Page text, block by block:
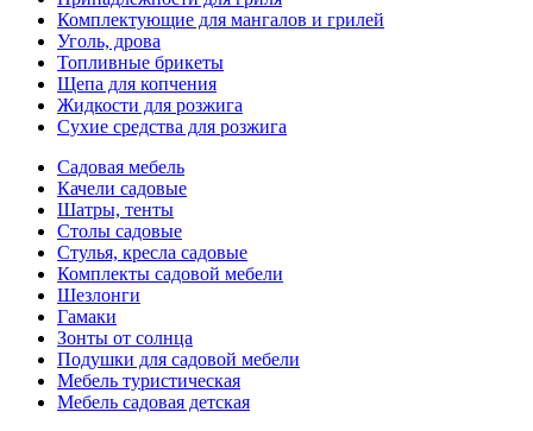
Комплектующие для мангалов и грилей
Уголь, дрова
Топливные брикеты
Щепа для копчения
Жидкости для розжига
Сухие средства для розжига
Садовая мебель
Качели садовые
Шатры, тенты
Столы садовые
Стулья, кресла садовые
Комплекты садовой мебели
Шезлонги
Гамаки
Зонты от солнца
Подушки для садовой мебели
Мебель туристическая
Мебель садовая детская